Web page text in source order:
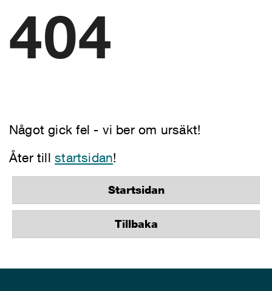
404
Något gick fel - vi ber om ursäkt!
Åter tillstartsidan!
Startsidan
Tillbaka